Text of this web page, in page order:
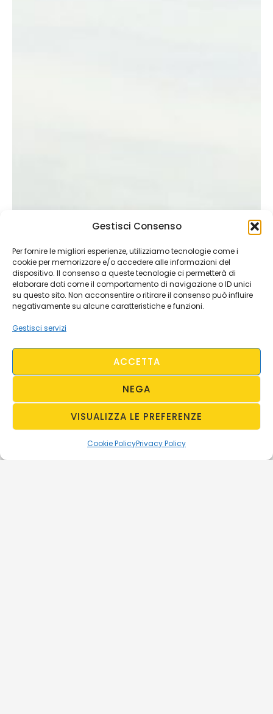
Gestisci Consenso
Per fornire le migliori esperienze, utilizziamo tecnologie come i
cookie per memorizzare e/o accedere alle informazioni del
dispositivo. Il consenso a queste tecnologie ci permetterà di
elaborare dati come il comportamento di navigazione o ID unici
su questo sito. Non acconsentire o ritirare il consenso può influire
negativamente su alcune caratteristiche e funzioni.
Gestisci servizi
ACCETTA
NEGA
VISUALIZZA LE PREFERENZE
Cookie PolicyPrivacy Policy